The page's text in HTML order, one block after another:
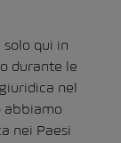
qui in
durante le
nel
abbiamo
nei Paesi